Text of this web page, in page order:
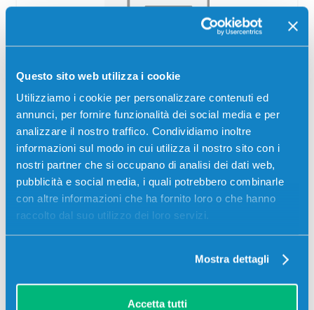
Questo sito web utilizza i cookie
Utilizziamo i cookie per personalizzare contenuti ed
annunci, per fornire funzionalità dei social media e per
analizzare il nostro traffico. Condividiamo inoltre
informazioni sul modo in cui utilizza il nostro sito con i
nostri partner che si occupano di analisi dei dati web,
pubblicità e social media, i quali potrebbero combinarle
con altre informazioni che ha fornito loro o che hanno
raccolto dal suo utilizzo dei loro servizi.
Mostra dettagli
Accetta tutti
6AG00007240 T2309E NERO
Compatibile Nero
Codice: 6AG00007240.C
Toner compatibile Toshiba 6AG00007240 T2309E NERO
17500 pagine per Stampanti: Toshiba E-STUDIO 2303,
Toshiba E-STUDIO 2309, Toshiba E-STUDIO 2309A,
Toshiba E-STUDIO 2803, Toshiba E-STUDIO 2809S
30,00€
CONSEGNA IN 3-5 GIORNI
Aggiungi al carrello